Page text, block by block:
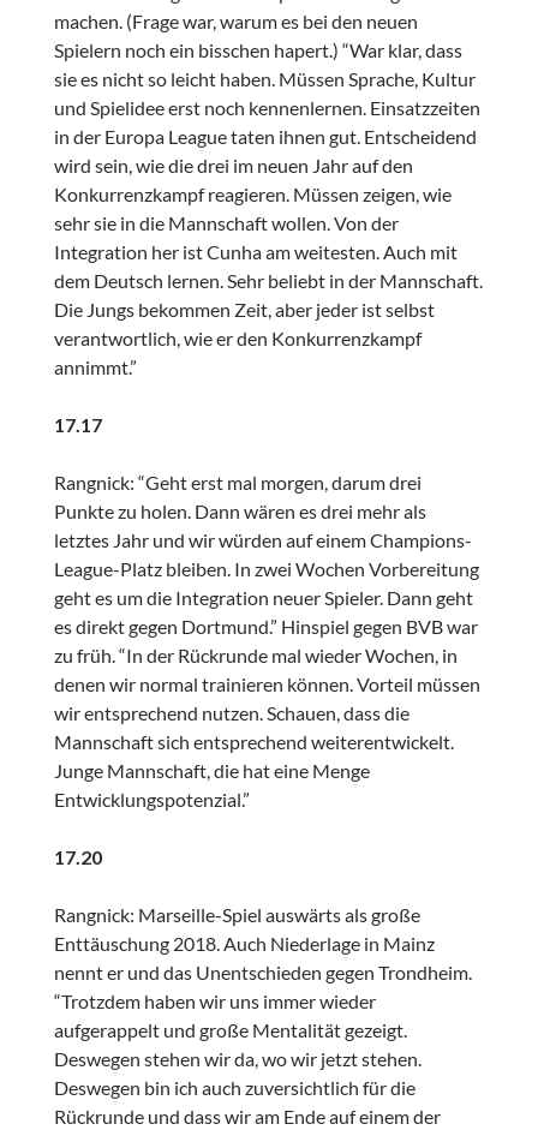
machen. (Frage war, warum es bei den neuen
Spielern noch ein bisschen hapert.) “War klar, dass
sie es nicht so leicht haben. Müssen Sprache, Kultur
und Spielidee erst noch kennenlernen. Einsatzzeiten
in der Europa League taten ihnen gut. Entscheidend
wird sein, wie die drei im neuen Jahr auf den
Konkurrenzkampf reagieren. Müssen zeigen, wie
sehr sie in die Mannschaft wollen. Von der
Integration her ist Cunha am weitesten. Auch mit
dem Deutsch lernen. Sehr beliebt in der Mannschaft.
Die Jungs bekommen Zeit, aber jeder ist selbst
verantwortlich, wie er den Konkurrenzkampf
annimmt.”
17.17
Rangnick: “Geht erst mal morgen, darum drei
Punkte zu holen. Dann wären es drei mehr als
letztes Jahr und wir würden auf einem Champions-
League-Platz bleiben. In zwei Wochen Vorbereitung
geht es um die Integration neuer Spieler. Dann geht
es direkt gegen Dortmund.” Hinspiel gegen BVB war
zu früh. “In der Rückrunde mal wieder Wochen, in
denen wir normal trainieren können. Vorteil müssen
wir entsprechend nutzen. Schauen, dass die
Mannschaft sich entsprechend weiterentwickelt.
Junge Mannschaft, die hat eine Menge
Entwicklungspotenzial.”
17.20
Rangnick: Marseille-Spiel auswärts als große
Enttäuschung 2018. Auch Niederlage in Mainz
nennt er und das Unentschieden gegen Trondheim.
“Trotzdem haben wir uns immer wieder
aufgerappelt und große Mentalität gezeigt.
Deswegen stehen wir da, wo wir jetzt stehen.
Deswegen bin ich auch zuversichtlich für die
Rückrunde und dass wir am Ende auf einem der